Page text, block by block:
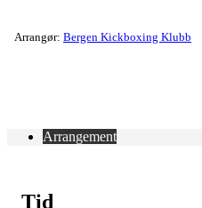
Arrangør: Bergen Kickboxing Klubb
Arrangement
Tid